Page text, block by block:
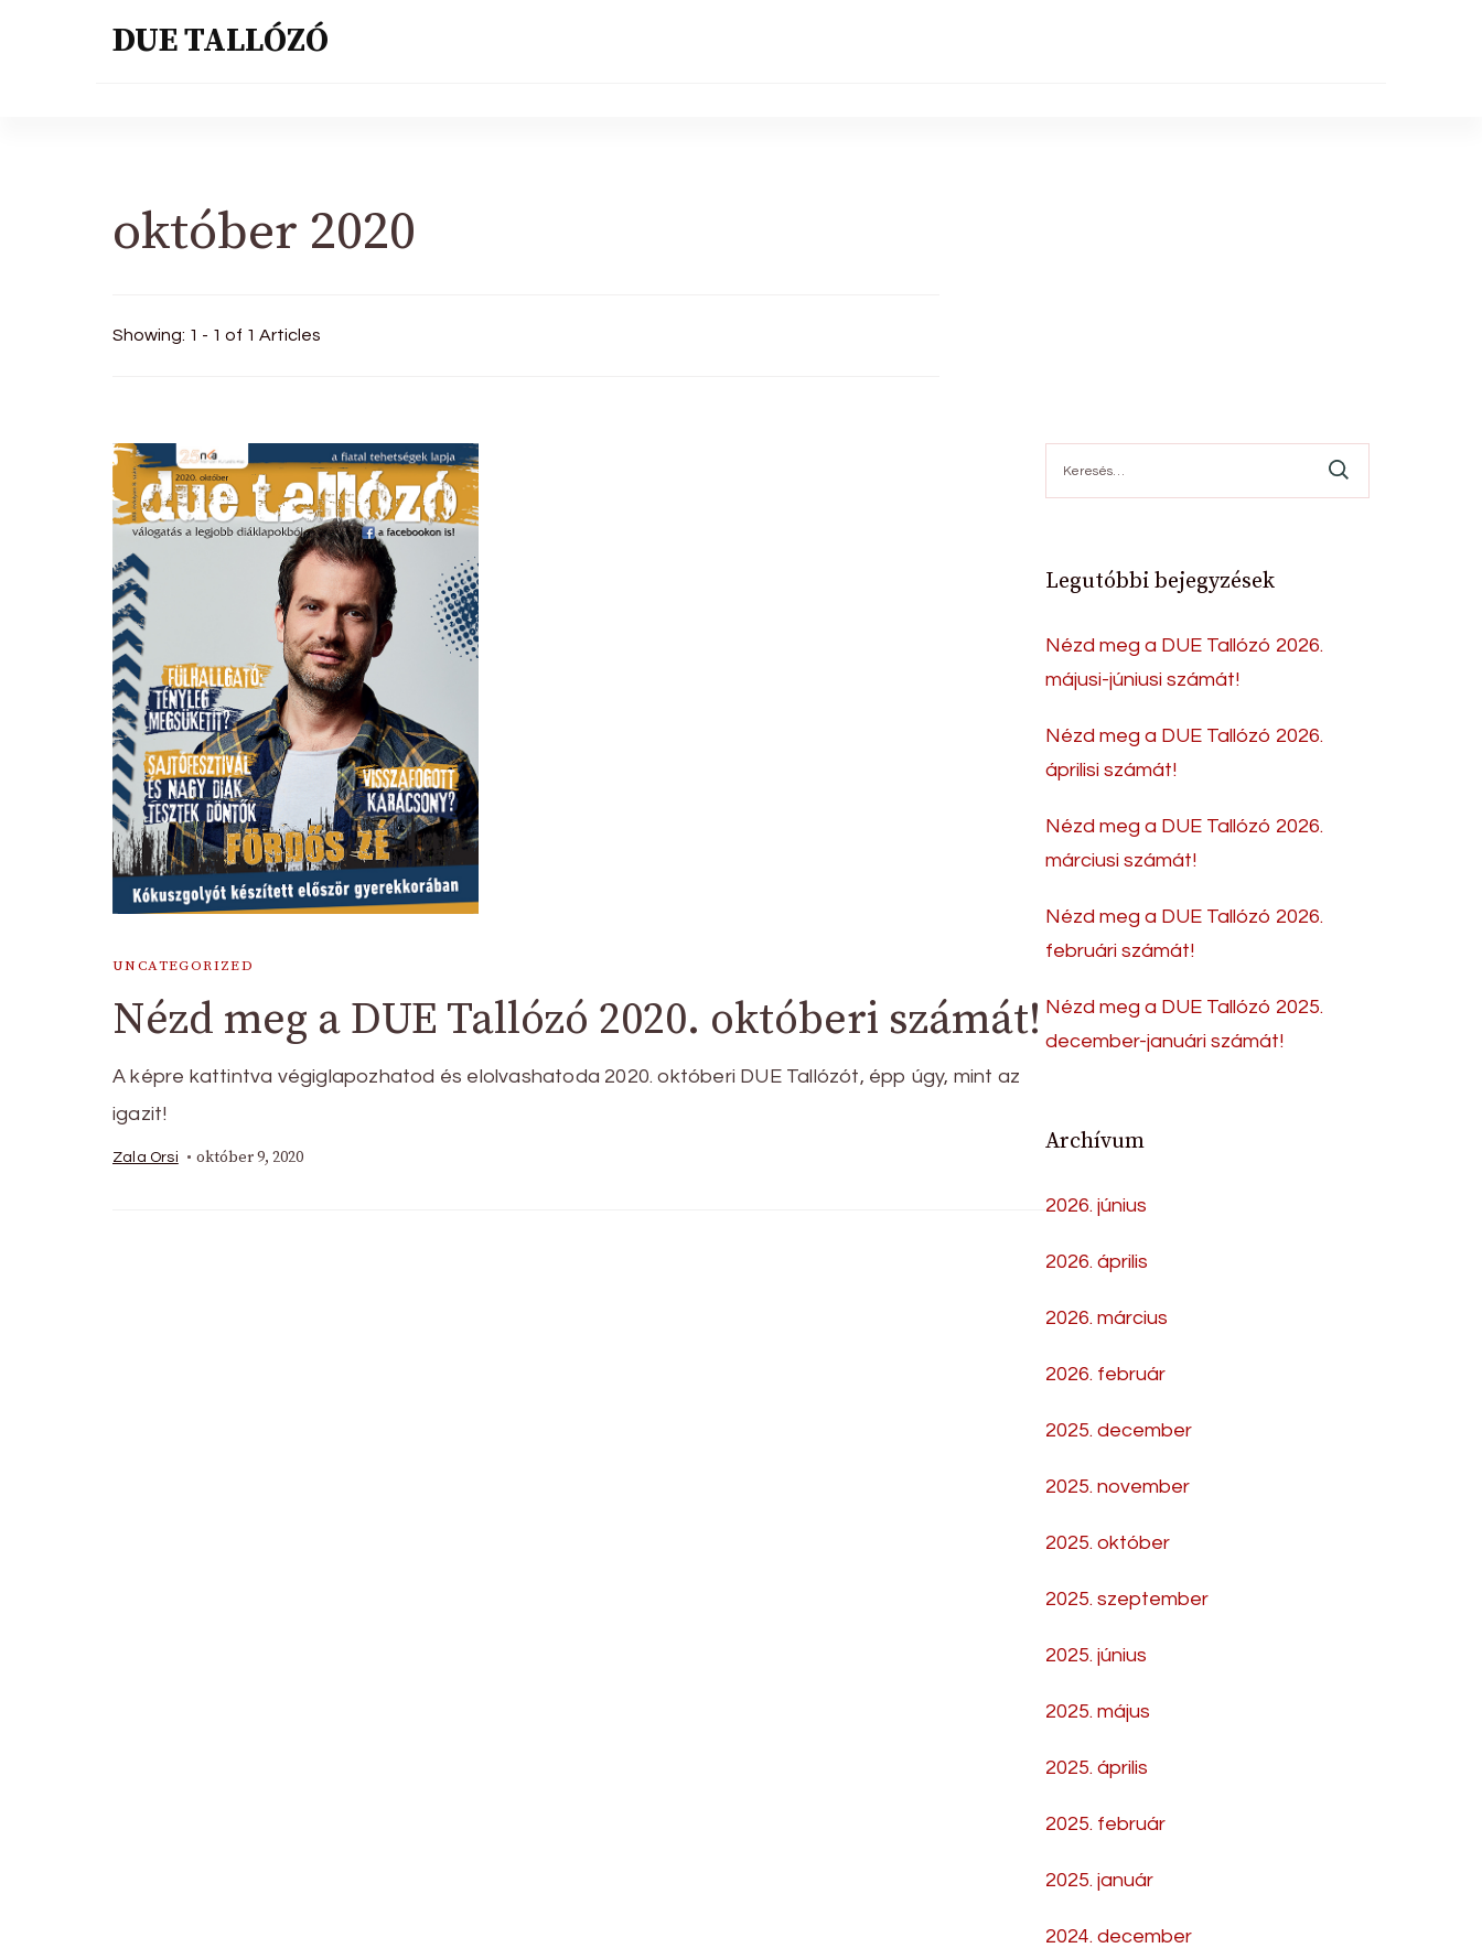
DUE TALLÓZÓ
október 2020
Showing: 1 - 1 of 1 Articles
UNCATEGORIZED
Nézd meg a DUE Tallózó 2020. októberi számát!
A képre kattintva végiglapozhatod és elolvashatoda 2020. októberi DUE Tallózót, épp úgy, mint az
igazit!
Zala Orsi október 9, 2020
Legutóbbi bejegyzések
Nézd meg a DUE Tallózó 2026.
májusi-júniusi számát!
Nézd meg a DUE Tallózó 2026.
áprilisi számát!
Nézd meg a DUE Tallózó 2026.
márciusi számát!
Nézd meg a DUE Tallózó 2026.
februári számát!
Nézd meg a DUE Tallózó 2025.
december-januári számát!
Archívum
2026. június
2026. április
2026. március
2026. február
2025. december
2025. november
2025. október
2025. szeptember
2025. június
2025. május
2025. április
2025. február
2025. január
2024. december